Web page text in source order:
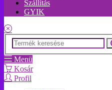
Szállítás
GYIK
Menü
Kosár
Profil